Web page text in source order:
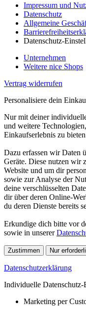
Impressum und
Datenschutz
Allgemeine
Datenschutz-
Unternehmen
Weitere nice Shops
Vertrag widerrufen
Personalisiere dein
Nur mit deiner
und weitere
Einkaufserlebnis zu
Dazu erfassen wir Daten
Geräte. Diese nutzen wir
Website und um dir
sowie zur Analyse der
deine verschlüsselten
dir über deren Online-
du deren Dienste bereits
Erkundige dich bitte vor
sowie in unserer
Zustimmen Nur
Datenschutzerklärung
Individuelle Datenschutz-
Marketing per